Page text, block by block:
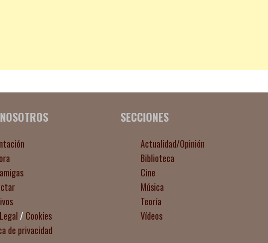
/ Cookies
de privacidad
SECCIONES
Actualidad/Opinión
Biblioteca
Cine
Música
Teoría
Vídeos